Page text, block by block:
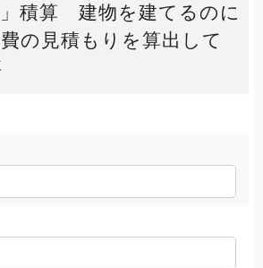
」積算 建物を建てるのに
の見積もりを算出して